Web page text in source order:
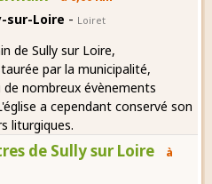
sur-Loire - Loiret
de Sully sur Loire,
par la municipalité,
nombreux évènements
a cependant conservé son
liturgiques.
de Sully sur Loire
à